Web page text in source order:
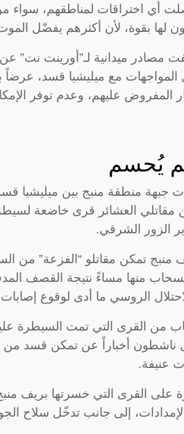
أي اختراقات لمناطقهم، سواء من
لها بقوة، لأن أكثرهم يفضّل
مصادر ميدانية لـ”أورينت نت”
المواجهات مع ميليشيا قسد،
عليهم، وعدم توفر
يُحسم
جبهة منطقة منبج بين ميليشيا
العشائر قرى خاضعة
الزور الشرقي.
تمكن مقاتلو “الفزعة” من
منها مساءً نتيجة القصف
الروسي ما أدى لوقوع
من القرى التي تمت السيطرة
ناشطون أخباراً عن تمكن قسد من
عنيفة.
على القرى التي خسرتها بريف
إلى جانب تدخّل سلاح